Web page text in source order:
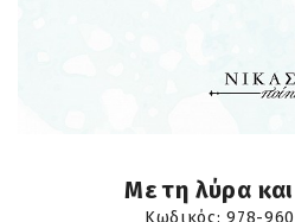
Με τη λύρα και